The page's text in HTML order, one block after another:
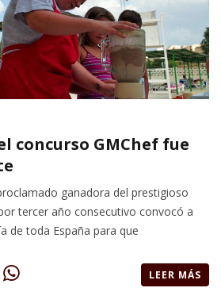
concurso GMChef fue
ganadora del prestigioso
tercer año consecutivo convocó a
de toda España para que
LEER MÁS